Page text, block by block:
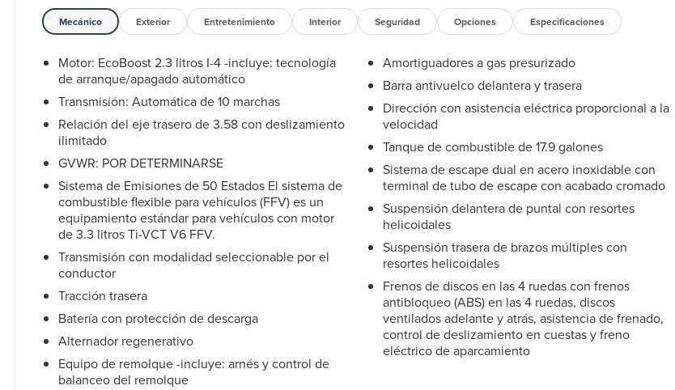
**Let Doral Lincoln and Lincoln of Cutler Bay be
your #1 choice for your next certified pre-owned
vehicle. We take pride in everything we do and
strive to not only to be the best Florida dealership
but to be the best in the nation. CARFAX-Certified,
Trades welcomed, Financing Available. All certified
pre-owned vehicles are offered with 162-point
inspection, and CARFAX vehicle report. Before you
sell your trade let one of our Sales consultants offer
you the most for your car without the hassle. Call
us today at 786-845-0900 or 786-230-8105. Call or
see dealer for details. Valid only to internet
customers who provide printed offer. Not valid in
conjunction with any other offer. Price is subject to
change without notice.**
Mecánico Exterior Entretenimiento Interior Seguridad Opciones Especificaciones
Motor: EcoBoost 2.3 litros I-4 -incluye: tecnología
de arranque/apagado automático
Transmisión: Automática de 10 marchas
Relación del eje trasero de 3.58 con deslizamiento
ilimitado
GVWR: POR DETERMINARSE
Sistema de Emisiones de 50 Estados El sistema de
combustible flexible para vehículos (FFV) es un
equipamiento estándar para vehículos con motor
de 3.3 litros Ti-VCT V6 FFV.
Transmisión con modalidad seleccionable por el
conductor
Tracción trasera
Batería con protección de descarga
Alternador regenerativo
Equipo de remolque -incluye: arnés y control de
balanceo del remolque
Amortiguadores a gas presurizado
Barra antivuelco delantera y trasera
Dirección con asistencia eléctrica proporcional a la
velocidad
Tanque de combustible de 17.9 galones
Sistema de escape dual en acero inoxidable con
terminal de tubo de escape con acabado cromado
Suspensión delantera de puntal con resortes
helicoidales
Suspensión trasera de brazos múltiples con
resortes helicoidales
Frenos de discos en las 4 ruedas con frenos
antibloqueo (ABS) en las 4 ruedas, discos
ventilados adelante y atrás, asistencia de frenado,
control de deslizamiento en cuestas y freno
eléctrico de aparcamiento